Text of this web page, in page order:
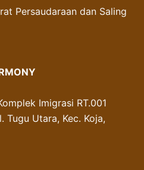
Persaudaraan dan Saling
Imigrasi RT.001
Tugu Utara, Kec. Koja,